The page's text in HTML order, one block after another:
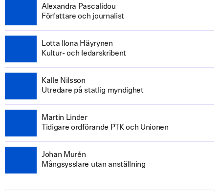
Alexandra Pascalidou
Författare och journalist
Lotta Ilona Häyrynen
Kultur- och ledarskribent
Kalle Nilsson
Utredare på statlig myndighet
Martin Linder
Tidigare ordförande PTK och Unionen
Johan Murén
Mångsysslare utan anställning